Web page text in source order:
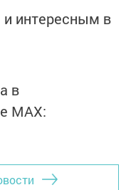
интересным в
в
MАХ: